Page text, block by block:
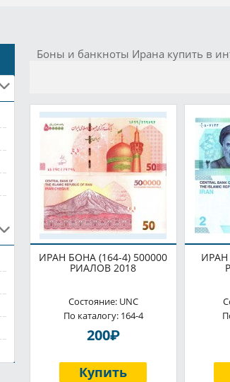
Боны и банкноты Ирана купить в
ИРАН БОНА (164-4) 500000
РИАЛОВ 2018
Состояние: UNC
По каталогу: 164-4
200P
Купить
ИРАН